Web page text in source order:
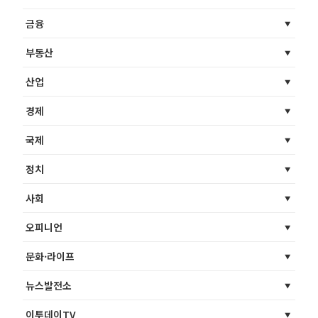
금융
부동산
산업
경제
국제
정치
사회
오피니언
문화·라이프
뉴스발전소
이투데이TV